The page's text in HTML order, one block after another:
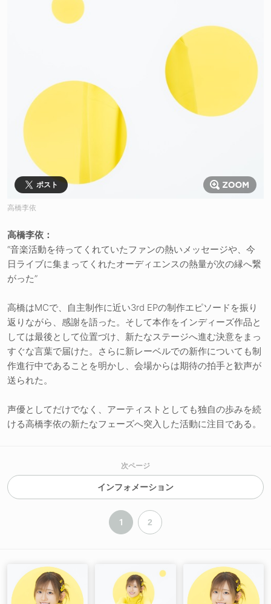
ポスト
高橋李依
高橋李依：
“音楽活動を待ってくれていたファンの熱いメッセージや、今
日ライブに集まってくれたオーディエンスの熱量が次の縁へ繋
がった”
高橋はMCで、自主制作に近い3rd EPの制作エピソードを振り
返りながら、感謝を語った。そして本作をインディーズ作品と
しては最後として位置づけ、新たなステージへ進む決意をまっ
すぐな言葉で届けた。さらに新レーベルでの新作についても制
作進行中であることを明かし、会場からは期待の拍手と歓声が
送られた。
声優としてだけでなく、アーティストとしても独自の歩みを続
ける高橋李依の新たなフェーズへ突入した活動に注目である。
次ページ
インフォメーション
1 2